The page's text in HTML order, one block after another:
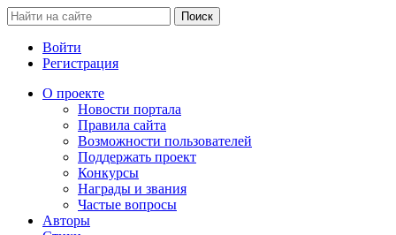
Войти
Регистрация
О проекте
Новости портала
Правила сайта
Возможности пользователей
Поддержать проект
Конкурсы
Награды и звания
Частые вопросы
Авторы